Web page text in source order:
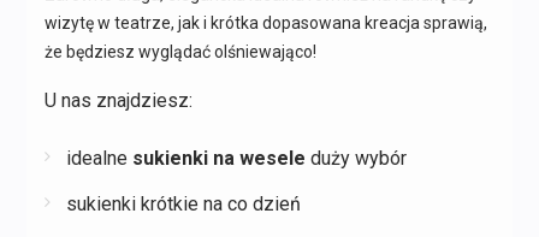
wizytę w teatrze, jak i krótka dopasowana kreacja sprawią,
że będziesz wyglądać olśniewająco!
U nas znajdziesz:
idealne sukienki na wesele duży wybór
sukienki krótkie na co dzień